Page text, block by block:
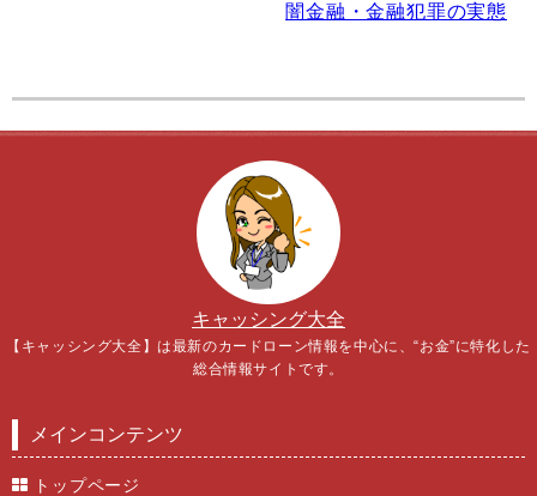
闇金融・金融犯罪の実態
キャッシング大全
【キャッシング大全】は最新のカードローン情報を中心に、“お金”に特化した
総合情報サイトです。
メインコンテンツ
トップページ